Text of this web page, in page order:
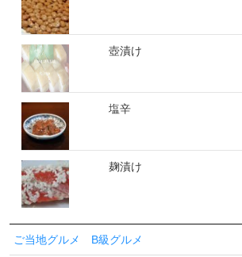
壺漬け
塩辛
麹漬け
ご当地グルメ B級グルメ